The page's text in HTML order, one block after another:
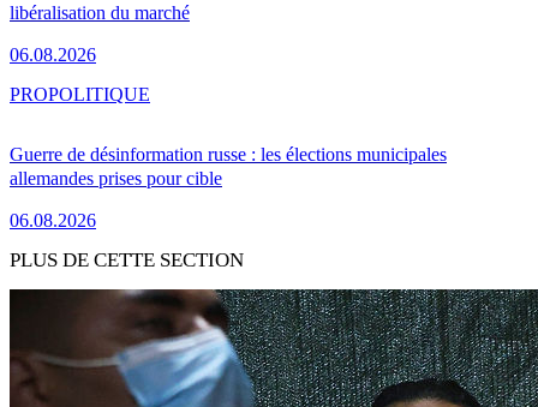
libéralisation du marché
06.08.2026
Guerre de désinformation russe : les élections municipales
allemandes prises pour cible
06.08.2026
PROPOLITIQUE
PLUS DE CETTE SECTION